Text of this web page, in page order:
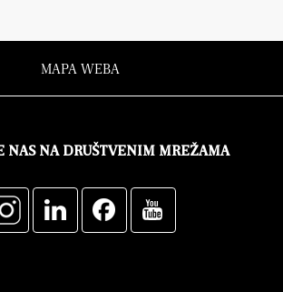
MAPA WEBA
NAS NA DRUŠTVENIM MREŽAMA